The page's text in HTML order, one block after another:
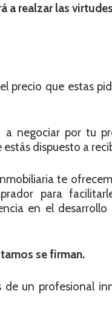
a realzar las
precio que estas
a negociar por tu
dispuesto a
te
para
en el
se firman.
un profesional